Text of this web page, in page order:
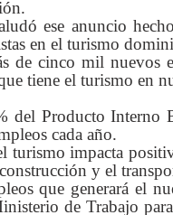
ese anuncio
en el turismo
de cinco mil nuevos
tiene el turismo en
del Producto Interno
cada año.
impacta
y el
que generará el
de Trabajo